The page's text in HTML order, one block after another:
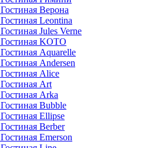
Гостиная Верона
Гостиная Leontina
Гостиная Jules Verne
Гостиная KOTO
Гостиная Aquarelle
Гостиная Andersen
Гостиная Alice
Гостиная Art
Гостиная Arka
Гостиная Bubble
Гостиная Ellipse
Гостиная Berber
Гостиная Emerson